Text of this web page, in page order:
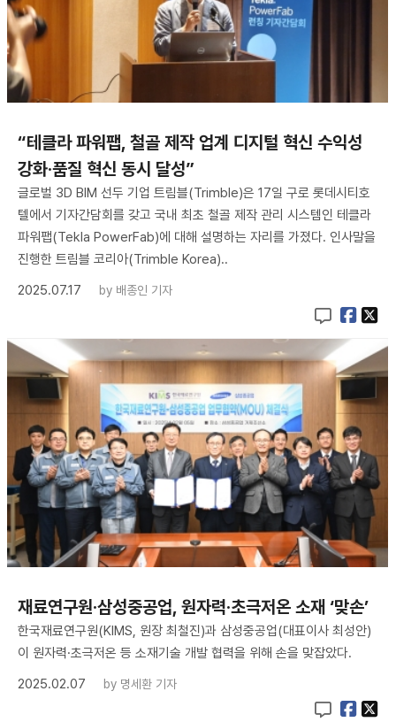
“테클라 파워팹, 철골 제작 업계 디지털 혁신 수익성
강화·품질 혁신 동시 달성”
글로벌 3D BIM 선두 기업 트림블(Trimble)은 17일 구로 롯데시티호
텔에서 기자간담회를 갖고 국내 최초 철골 제작 관리 시스템인 테클라
파워팹(Tekla PowerFab)에 대해 설명하는 자리를 가졌다. 인사말을
진행한 트림블 코리아(Trimble Korea)..
2025.07.17
by 배종인 기자
재료연구원·삼성중공업, 원자력·초극저온 소재 ‘맞손’
한국재료연구원(KIMS, 원장 최철진)과 삼성중공업(대표이사 최성안)
이 원자력·초극저온 등 소재기술 개발 협력을 위해 손을 맞잡았다.
2025.02.07
by 명세환 기자